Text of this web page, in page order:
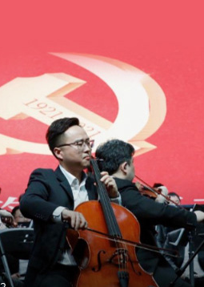
心向党--湖南师范大学举办建党百年
会